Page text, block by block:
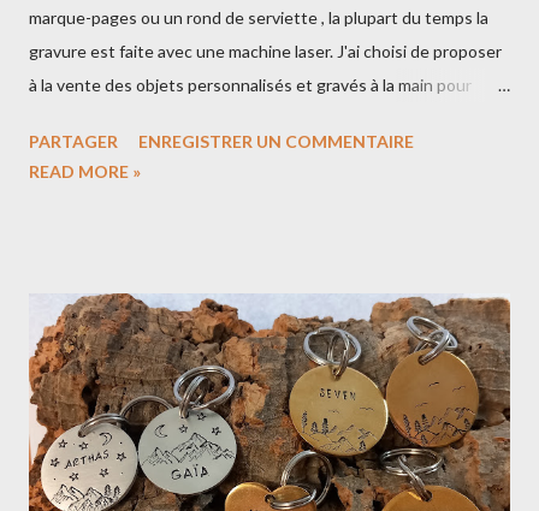
marque-pages ou un rond de serviette , la plupart du temps la
gravure est faite avec une machine laser. J'ai choisi de proposer
à la vente des objets personnalisés et gravés à la main pour
personnalisés C'est quoi la gravure artisanale? Pour graver une
la gravure artisanale : La gravure est profonde donc elle tient
mieux dans le temps. Une gravure qui a un aspect authentique
et beaucoup de caractère, chaque pièce gravée est unique. Les
inconvénients : Parfois on rate sa gravure (alignement, erreur de
poinçon) et il faut recommencer... Impossible de graver une
adresse car je ne peux pas adapter...
PARTAGER
ENREGISTRER UN COMMENTAIRE
READ MORE »